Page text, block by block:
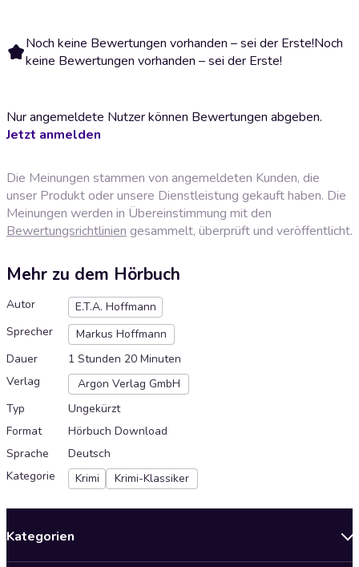
Noch keine Bewertungen vorhanden – sei der Erste!Noch
keine Bewertungen vorhanden – sei der Erste!
Nur angemeldete Nutzer können Bewertungen abgeben.
Jetzt anmelden
Die Meinungen stammen von angemeldeten Kunden, die
unser Produkt oder unsere Dienstleistung gekauft haben. Die
Meinungen werden in Übereinstimmung mit den
Bewertungsrichtlinien gesammelt, überprüft und veröffentlicht.
Mehr zu dem Hörbuch
Autor
E.T.A. Hoffmann
Sprecher
Markus Hoffmann
Dauer
1 Stunden 20 Minuten
Verlag
Argon Verlag GmbH
Typ
Ungekürzt
Format
Hörbuch Download
Sprache
Deutsch
Kategorie
Krimi Krimi-Klassiker
Kategorien